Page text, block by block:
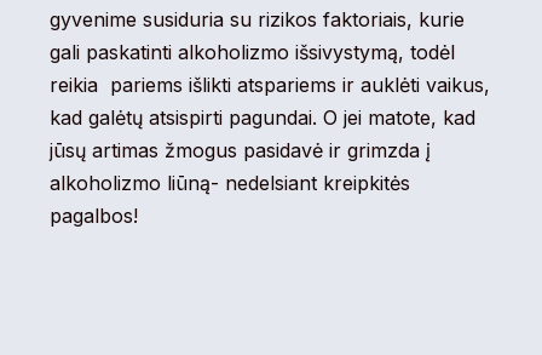
gyvenime susiduria su rizikos faktoriais, kurie
gali paskatinti alkoholizmo išsivystymą, todėl
reikia pariems išlikti atspariems ir auklėti vaikus,
kad galėtų atsispirti pagundai. O jei matote, kad
jūsų artimas žmogus pasidavė ir grimzda į
alkoholizmo liūną- nedelsiant kreipkitės
pagalbos!